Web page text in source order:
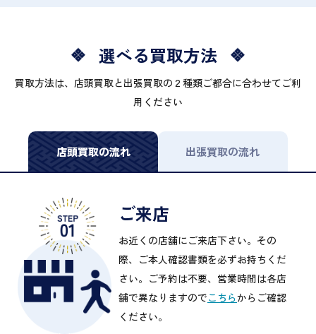
選べる買取方法
買取方法は、店頭買取と出張買取の２種類ご都合に合わせてご利
用ください
店頭買取の流れ 出張買取の流れ
ご来店
お近くの店舗にご来店下さい。その
際、ご本人確認書類を必ずお持ちくだ
さい。ご予約は不要、営業時間は各店
舗で異なりますのでこちらからご確認
ください。